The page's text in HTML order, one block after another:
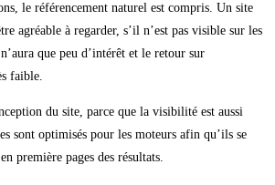
le référencement naturel est compris. Un site
agréable à regarder, s’il n’est pas visible sur les
que peu d’intérêt et le retour sur
faible.
du site, parce que la visibilité est aussi
sont optimisés pour les moteurs afin qu’ils se
première pages des résultats.